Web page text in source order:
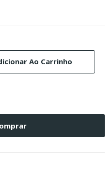
Ao Carrinho